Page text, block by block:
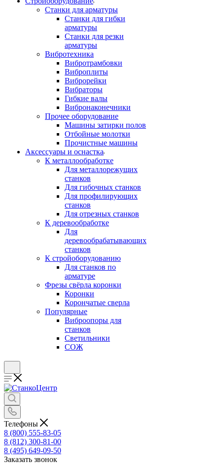
Станки для арматуры
Станки для гибки
арматуры
Станки для резки
арматуры
Вибротехника
Вибротрамбовки
Виброплиты
Виброрейки
Вибраторы
Гибкие валы
Вибронаконечники
Прочее оборудование
Машины затирки полов
Отбойные молотки
Прочистные машины
Аксeccyapы и оснастка
К металлообработке
Для металлорежущих
станков
Для гибочных станков
Для профилирующих
станков
Для отрезных станков
К деревообработке
Для
деревообрабатывающих
станков
К стройоборудованию
Для станков по
арматуре
Фрезы свёрла коронки
Коронки
Корончатые сверла
Популярные
Виброопоры для
станков
Светильники
СОЖ
Телефоны
8 (800) 555-83-05
8 (812) 300-81-00
8 (495) 649-09-50
Заказать звонок